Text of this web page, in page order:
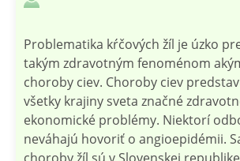
Problematika kŕčových žíl je úzko
takým zdravotným fenoménom
choroby ciev. Choroby ciev
všetky krajiny sveta značné
ekonomické problémy. Niektorí
neváhajú hovoriť o angioepidémii.
choroby žíl sú v Slovenskej